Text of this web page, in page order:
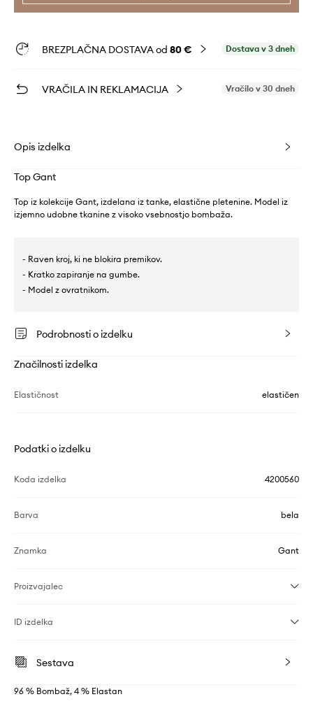
BREZPLAČNA DOSTAVA od 80 € Dostava v 3 dneh
VRAČILA IN REKLAMACIJA Vračilo v 30 dneh
Opis izdelka
Top Gant
Top iz kolekcije Gant, izdelana iz tanke, elastične pletenine. Model iz
izjemno udobne tkanine z visoko vsebnostjo bombaža.
- Raven kroj, ki ne blokira premikov.
- Kratko zapiranje na gumbe.
- Model z ovratnikom.
Podrobnosti o izdelku
Značilnosti izdelka
Elastičnost elastičen
Podatki o izdelku
Koda izdelka 4200560
Barva bela
Znamka Gant
Proizvajalec
ID izdelka
Sestava
96 % Bombaž, 4 % Elastan